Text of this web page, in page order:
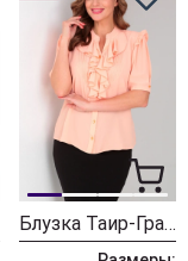
Блузка Таир-Гранд 62417 персик